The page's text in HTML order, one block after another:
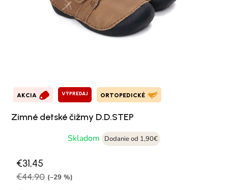
AKCIA VÝPREDAJ ORTOPEDICKÉ
Zimné detské čižmy D.D.STEP
Skladom
Dodanie od 1,90€
€31,45
€44,90 (–29 %)